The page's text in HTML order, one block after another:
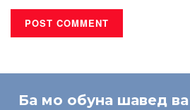
Ба мо обуна шавед ва